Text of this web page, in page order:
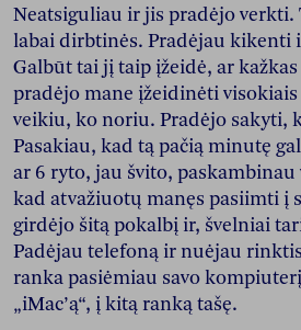
Neatsiguliau ir jis pradėjo verkti.
labai dirbtinės. Pradėjau kikenti
Galbūt tai jį taip įžeidė, ar
pradėjo mane įžeidinėti visokiais
veikiu, ko noriu. Pradėjo sakyti,
Pasakiau, kad tą pačią minutę
ar 6 ryto, jau švito,
kad atvažiuotų manęs pasiimti į
girdėjo šitą pokalbį ir, švelniai
Padėjau telefoną ir nuėjau
ranka pasiėmiau savo
„iMac’ą“, į kitą ranką tašę.